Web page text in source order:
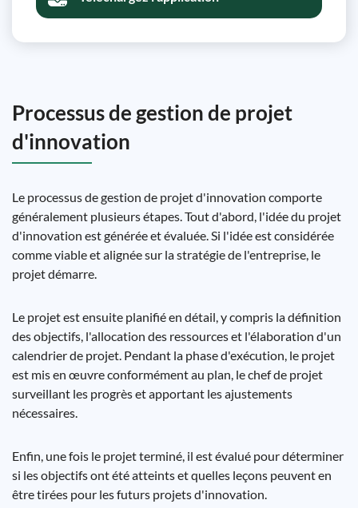
Processus de gestion de projet
d'innovation
Le processus de gestion de projet d'innovation comporte
généralement plusieurs étapes. Tout d'abord, l'idée du projet
d'innovation est générée et évaluée. Si l'idée est considérée
comme viable et alignée sur la stratégie de l'entreprise, le
projet démarre.
Le projet est ensuite planifié en détail, y compris la définition
des objectifs, l'allocation des ressources et l'élaboration d'un
calendrier de projet. Pendant la phase d'exécution, le projet
est mis en œuvre conformément au plan, le chef de projet
surveillant les progrès et apportant les ajustements
nécessaires.
Enfin, une fois le projet terminé, il est évalué pour déterminer
si les objectifs ont été atteints et quelles leçons peuvent en
être tirées pour les futurs projets d'innovation.